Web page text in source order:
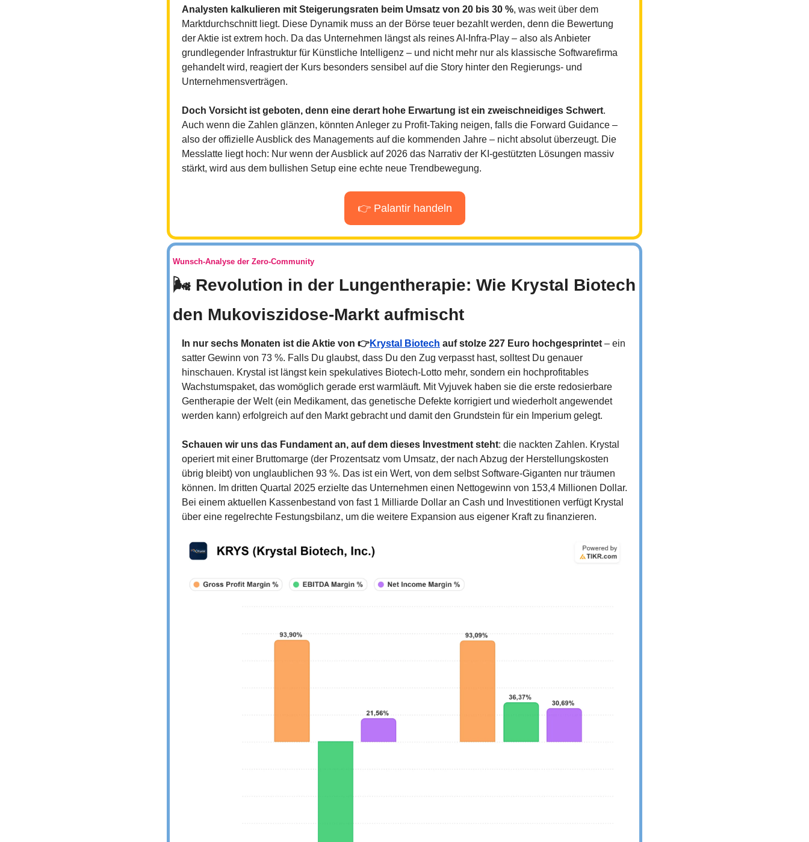
Analysten kalkulieren mit Steigerungsraten beim Umsatz von 20 bis 30 %, was weit über dem
Marktdurchschnitt liegt. Diese Dynamik muss an der Börse teuer bezahlt werden, denn die Bewertung
der Aktie ist extrem hoch. Da das Unternehmen längst als reines AI-Infra-Play – also als Anbieter
grundlegender Infrastruktur für Künstliche Intelligenz – und nicht mehr nur als klassische Softwarefirma
gehandelt wird, reagiert der Kurs besonders sensibel auf die Story hinter den Regierungs- und
Unternehmensverträgen.
Doch Vorsicht ist geboten, denn eine derart hohe Erwartung ist ein zweischneidiges Schwert.
Auch wenn die Zahlen glänzen, könnten Anleger zu Profit-Taking neigen, falls die Forward Guidance –
also der offizielle Ausblick des Managements auf die kommenden Jahre – nicht absolut überzeugt. Die
Messlatte liegt hoch: Nur wenn der Ausblick auf 2026 das Narrativ der KI-gestützten Lösungen massiv
stärkt, wird aus dem bullishen Setup eine echte neue Trendbewegung.
👉 Palantir handeln
Wunsch-Analyse der Zero-Community
🌬️ Revolution in der Lungentherapie: Wie Krystal Biotech
den Mukoviszidose-Markt aufmischt
In nur sechs Monaten ist die Aktie von 👉Krystal Biotech auf stolze 227 Euro hochgesprintet – ein
satter Gewinn von 73 %. Falls Du glaubst, dass Du den Zug verpasst hast, solltest Du genauer
hinschauen. Krystal ist längst kein spekulatives Biotech-Lotto mehr, sondern ein hochprofitables
Wachstumspaket, das womöglich gerade erst warmläuft. Mit Vyjuvek haben sie die erste redosierbare
Gentherapie der Welt (ein Medikament, das genetische Defekte korrigiert und wiederholt angewendet
werden kann) erfolgreich auf den Markt gebracht und damit den Grundstein für ein Imperium gelegt.
Schauen wir uns das Fundament an, auf dem dieses Investment steht: die nackten Zahlen. Krystal
operiert mit einer Bruttomarge (der Prozentsatz vom Umsatz, der nach Abzug der Herstellungskosten
übrig bleibt) von unglaublichen 93 %. Das ist ein Wert, von dem selbst Software-Giganten nur träumen
können. Im dritten Quartal 2025 erzielte das Unternehmen einen Nettogewinn von 153,4 Millionen Dollar.
Bei einem aktuellen Kassenbestand von fast 1 Milliarde Dollar an Cash und Investitionen verfügt Krystal
über eine regelrechte Festungsbilanz, um die weitere Expansion aus eigener Kraft zu finanzieren.